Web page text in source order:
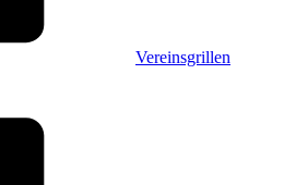
Vereinsgrillen